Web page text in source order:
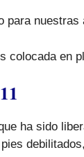
para
colocada
ha sido